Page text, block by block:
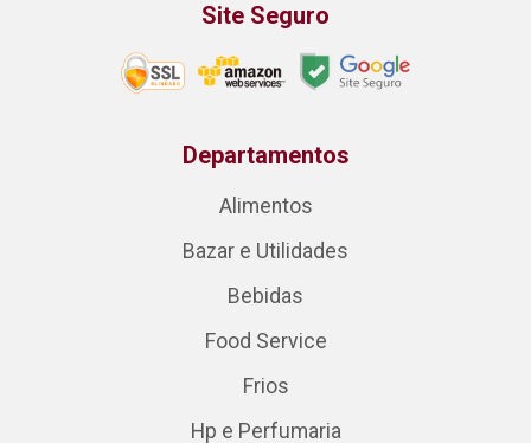
Site Seguro
Departamentos
Alimentos
Bazar e Utilidades
Bebidas
Food Service
Frios
Hp e Perfumaria